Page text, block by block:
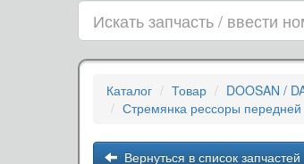
Каталог Товар DOOSAN /
Стремянка рессоры передней
Вернуться в список запчастей